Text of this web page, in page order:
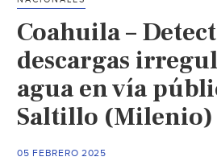
es
Coahuila –
descargas
agua en vía
Saltillo (Milenio)
05 FEBRERO 2025